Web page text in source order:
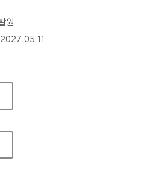
원
개발원(모바일웹)